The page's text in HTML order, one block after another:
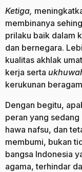
Ketiga,
membinanya
prilaku baik dalam
dan bernegara.
kualitas akhlak
kerja serta
kerukunan
Dengan begitu,
peran yang
hawa nafsu, dan
membumi, bukan
bangsa Indonesia
agama, terhindar